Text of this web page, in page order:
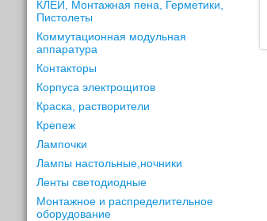
КЛЕЙ, Монтажная пена, Герметики,
Пистолеты
Коммутационная модульная
аппаратура
Контакторы
Корпуса электрощитов
Краска, растворители
Крепеж
Лампочки
Лампы настольные,ночники
Ленты светодиодные
Монтажное и распределительное
оборудование